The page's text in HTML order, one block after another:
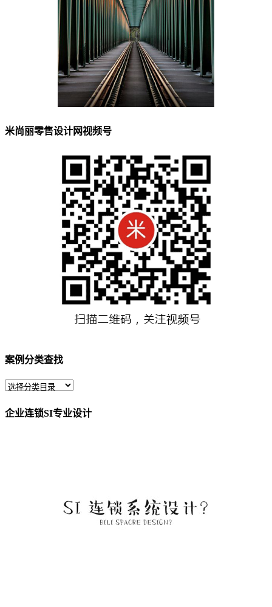
米尚丽零售设计网视频号
案例分类查找
企业连锁SI专业设计